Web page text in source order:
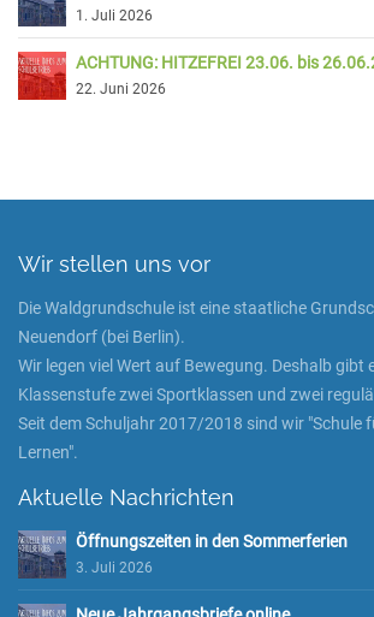
1. Juli 2026
ACHTUNG: HITZEFREI 23.06. bis
22. Juni 2026
Wir stellen uns vor
Die Waldgrundschule ist eine staatliche
Neuendorf (bei Berlin).
Wir legen viel Wert auf Bewegung. Deshalb gibt
Klassenstufe zwei Sportklassen und zwei
Seit dem Schuljahr 2017/2018 sind wir "Schule
Lernen".
Aktuelle Nachrichten
Öffnungszeiten in den Sommerferien
3. Juli 2026